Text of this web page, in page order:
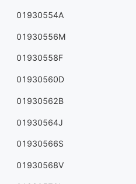
01930554A
01930556M
01930558F
01930560D
01930562B
01930564J
01930566S
01930568V